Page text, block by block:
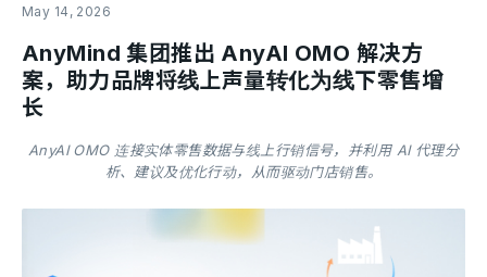
May 14, 2026
AnyMind 集团推出 AnyAI OMO 解决方
案，助力品牌将线上声量转化为线下零售增
长
AnyAI OMO 连接实体零售数据与线上行销信号，并利用 AI 代理分
析、建议及优化行动，从而驱动门店销售。